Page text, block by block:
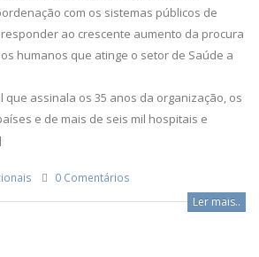
com os sistemas públicos de
ao crescente aumento da procura
humanos que atinge o setor de Saúde a
que assinala os 35 anos da organização, os
e de mais de seis mil hospitais e
0 Comentários
Ler mais..